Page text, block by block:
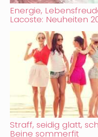
Energie,
Lacoste: Neuheiten
Straff, seidig glatt,
Beine sommerfit